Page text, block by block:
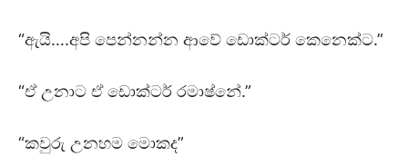
“ඇයි….අපි පෙන්නන්න ආවේ ඩොක්ටර් කෙනෙක්ට.”
“ඒ උනාට ඒ ඩොක්ටර් රමාෂ්නේ.”
“කවුරු උනහම මොකද”